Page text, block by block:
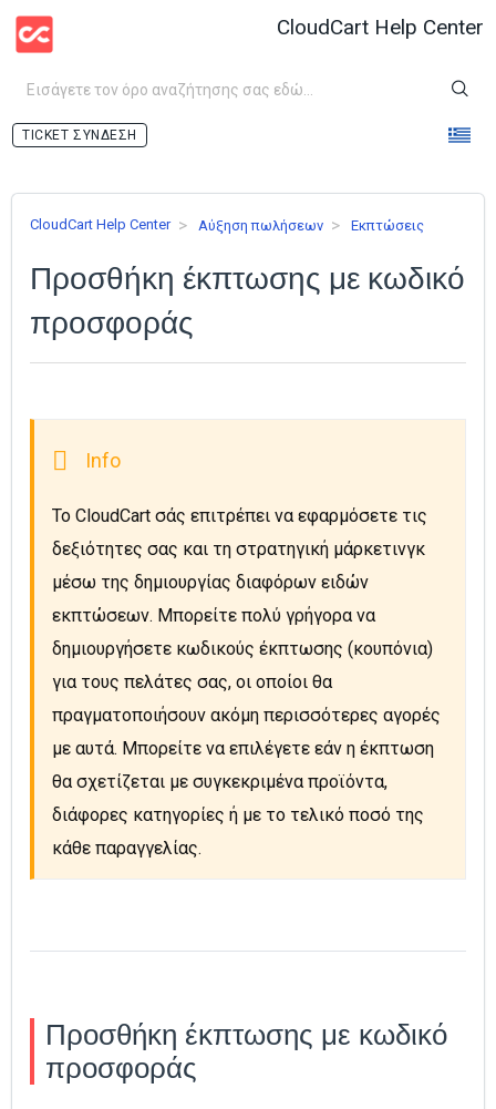
CloudCart Help Center
ΣΎΝΔΕΣΗ
CloudCart Help Center Аύξηση πωλήσεων Εκπτώσεις
Προσθήκη έκπτωσης με κωδικό
προσφοράς
Το CloudCart σάς επιτρέπει να εφαρμόσετε τις
δεξιότητες σας και τη στρατηγική μάρκετινγκ
μέσω της δημιουργίας διαφόρων ειδών
εκπτώσεων. Μπορείτε πολύ γρήγορα να
δημιουργήσετε κωδικούς έκπτωσης (κουπόνια)
για τους πελάτες σας, οι οποίοι θα
πραγματοποιήσουν ακόμη περισσότερες αγορές
με αυτά. Μπορείτε να επιλέγετε εάν η έκπτωση
θα σχετίζεται με συγκεκριμένα προϊόντα,
διάφορες κατηγορίες ή με το τελικό ποσό της
κάθε παραγγελίας.
Προσθήκη έκπτωσης με κωδικό
προσφοράς